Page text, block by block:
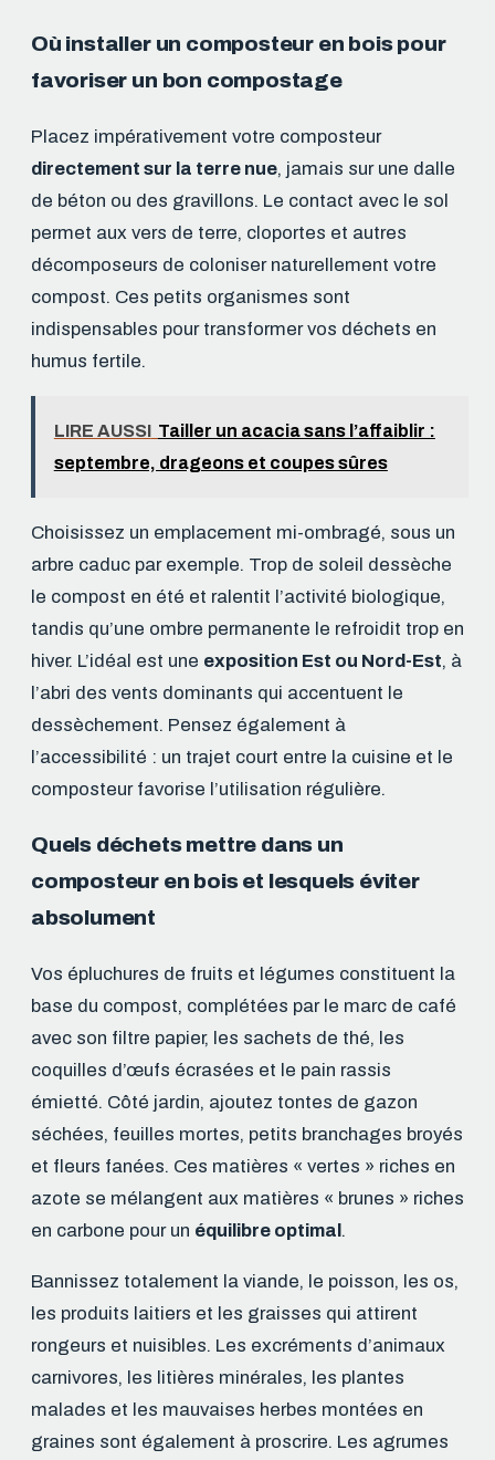
Où installer un composteur en bois pour
favoriser un bon compostage
Placez impérativement votre composteur
directement sur la terre nue, jamais sur une dalle
de béton ou des gravillons. Le contact avec le sol
permet aux vers de terre, cloportes et autres
décomposeurs de coloniser naturellement votre
compost. Ces petits organismes sont
indispensables pour transformer vos déchets en
humus fertile.
LIRE AUSSI Tailler un acacia sans l’affaiblir :
septembre, drageons et coupes sûres
Choisissez un emplacement mi-ombragé, sous un
arbre caduc par exemple. Trop de soleil dessèche
le compost en été et ralentit l’activité biologique,
tandis qu’une ombre permanente le refroidit trop en
hiver. L’idéal est une exposition Est ou Nord-Est, à
l’abri des vents dominants qui accentuent le
dessèchement. Pensez également à
l’accessibilité : un trajet court entre la cuisine et le
composteur favorise l’utilisation régulière.
Quels déchets mettre dans un
composteur en bois et lesquels éviter
absolument
Vos épluchures de fruits et légumes constituent la
base du compost, complétées par le marc de café
avec son filtre papier, les sachets de thé, les
coquilles d’œufs écrasées et le pain rassis
émietté. Côté jardin, ajoutez tontes de gazon
séchées, feuilles mortes, petits branchages broyés
et fleurs fanées. Ces matières « vertes » riches en
azote se mélangent aux matières « brunes » riches
en carbone pour un équilibre optimal.
Bannissez totalement la viande, le poisson, les os,
les produits laitiers et les graisses qui attirent
rongeurs et nuisibles. Les excréments d’animaux
carnivores, les litières minérales, les plantes
malades et les mauvaises herbes montées en
graines sont également à proscrire. Les agrumes